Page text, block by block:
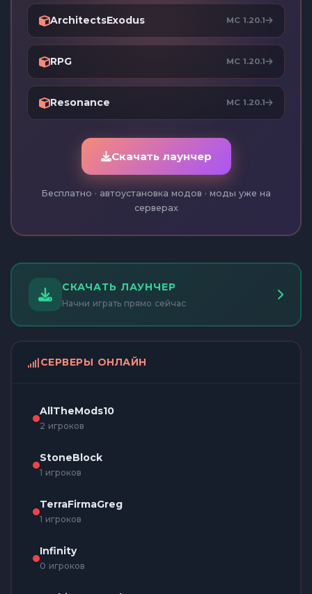
ArchitectsExodus MC 1.20.1
RPG MC 1.20.1
Resonance MC 1.20.1
Скачать лаунчер
Бесплатно · автоустановка модов · моды уже на
серверах
СКАЧАТЬ ЛАУНЧЕР
Начни играть прямо сейчас
СЕРВЕРЫ ОНЛАЙН
AllTheMods10
2 игроков
StoneBlock
1 игроков
TerraFirmaGreg
1 игроков
Infinity
0 игроков